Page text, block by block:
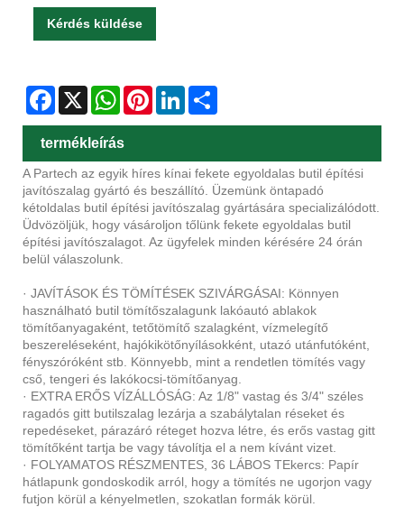
Kérdés küldése
Facebook
X WhatsAppPinterestLinkedIn
termékleírás
A Partech az egyik híres kínai fekete egyoldalas butil építési
javítószalag gyártó és beszállító. Üzemünk öntapadó
kétoldalas butil építési javítószalag gyártására specializálódott.
Üdvözöljük, hogy vásároljon tőlünk fekete egyoldalas butil
építési javítószalagot. Az ügyfelek minden kérésére 24 órán
belül válaszolunk.
· JAVÍTÁSOK ÉS TÖMÍTÉSEK SZIVÁRGÁSAI: Könnyen
használható butil tömítőszalagunk lakóautó ablakok
tömítőanyagaként, tetőtömítő szalagként, vízmelegítő
beszereléseként, hajókikötőnyílásokként, utazó utánfutóként,
fényszóróként stb. Könnyebb, mint a rendetlen tömítés vagy
cső, tengeri és lakókocsi-tömítőanyag.
· EXTRA ERŐS VÍZÁLLÓSÁG: Az 1/8" vastag és 3/4" széles
ragadós gitt butilszalag lezárja a szabálytalan réseket és
repedéseket, párazáró réteget hozva létre, és erős vastag gitt
tömítőként tartja be vagy távolítja el a nem kívánt vizet.
· FOLYAMATOS RÉSZMENTES, 36 LÁBOS TEkercs: Papír
hátlapunk gondoskodik arról, hogy a tömítés ne ugorjon vagy
futjon körül a kényelmetlen, szokatlan formák körül.